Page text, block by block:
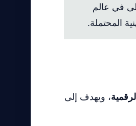
في عالم
المحتملة.
، ويهدف إلى